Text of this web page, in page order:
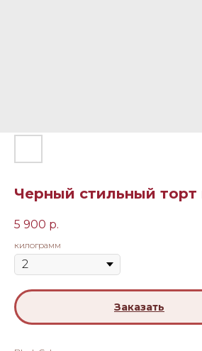
Черный стильный торт
5 900 р.
килограмм
Заказать